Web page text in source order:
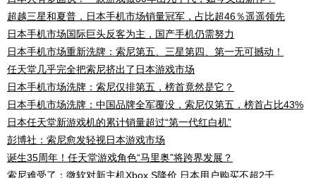
超越三星和夏普，日本手机市场销量冠军，占比超46％遥遥领先
日本手机市场国际巨头反客为主，国产手机仍需努力
日本手机市场重新洗牌：索尼第五、三星第四、第一无可撼动！
任天堂几乎完全把索尼挤出了日本游戏市场
日本手机市场洗牌：索尼仅排第五，榜首竟然是它？
日本手机市场洗牌：中国品牌全军覆没，索尼仅第五，榜首占比43%
日本任天堂新游戏机的累计销量超过“第一代红白机”
彭博社：索尼愈发轻视日本游戏市场
诞生35周年！任天堂游戏角色“马里奥”将跨界发展？
索尼难受了：微软对新主机Xbox S降价 日本用户购买不超2千